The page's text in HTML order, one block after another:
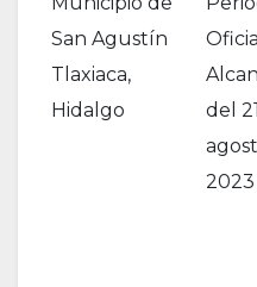
San Agustín
Tlaxiaca,
Hidalgo
Oficial
del
2023